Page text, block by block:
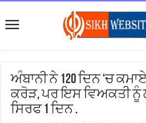
ਅੰਬਾਨੀ ਨੇ 120 ਦਿਨ ‘ਚ
ਕਰੋੜ, ਪਰ ਇਸ ਵਿਅਕਤੀ
ਸਿਰਫ 1 ਦਿਨ .